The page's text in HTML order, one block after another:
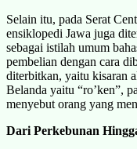
Selain itu, pada Serat
ensiklopedi Jawa juga
sebagai istilah umum
pembelian dengan cara
diterbitkan, yaitu kisaran
Belanda yaitu “ro’ken”,
menyebut orang yang
Dari Perkebunan